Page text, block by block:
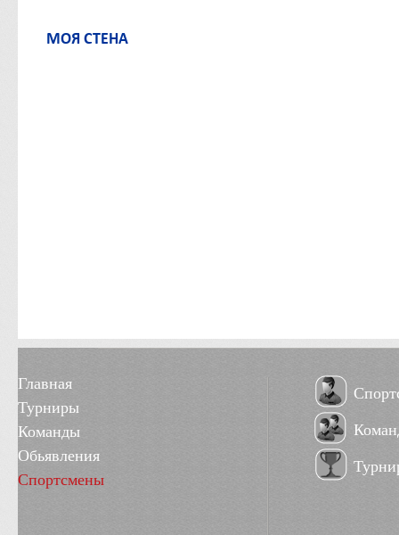
МОЯ СТЕНА
Главная
Турниры
Команды
Обьявления
Спортсмены